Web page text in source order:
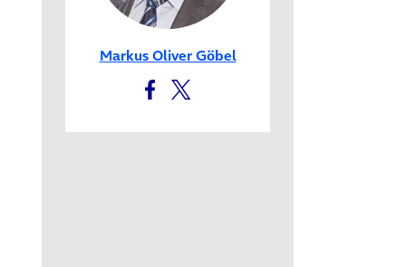
Markus Oliver Göbel